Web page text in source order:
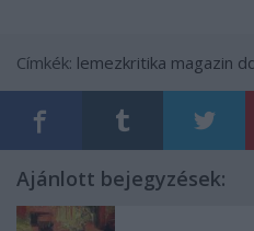
Címkék: lemezkritika magazin
Ajánlott bejegyzések: